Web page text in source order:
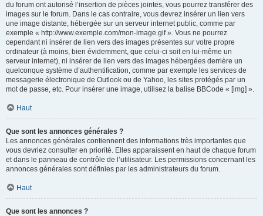
du forum ont autorisé l’insertion de pièces jointes, vous pourrez transférer des
images sur le forum. Dans le cas contraire, vous devrez insérer un lien vers
une image distante, hébergée sur un serveur internet public, comme par
exemple « http://www.exemple.com/mon-image.gif ». Vous ne pourrez
cependant ni insérer de lien vers des images présentes sur votre propre
ordinateur (à moins, bien évidemment, que celui-ci soit en lui-même un
serveur internet), ni insérer de lien vers des images hébergées derrière un
quelconque système d’authentification, comme par exemple les services de
messagerie électronique de Outlook ou de Yahoo, les sites protégés par un
mot de passe, etc. Pour insérer une image, utilisez la balise BBCode « [img] ».
Haut
Que sont les annonces générales ?
Les annonces générales contiennent des informations très importantes que
vous devriez consulter en priorité. Elles apparaissent en haut de chaque forum
et dans le panneau de contrôle de l’utilisateur. Les permissions concernant les
annonces générales sont définies par les administrateurs du forum.
Haut
Que sont les annonces ?